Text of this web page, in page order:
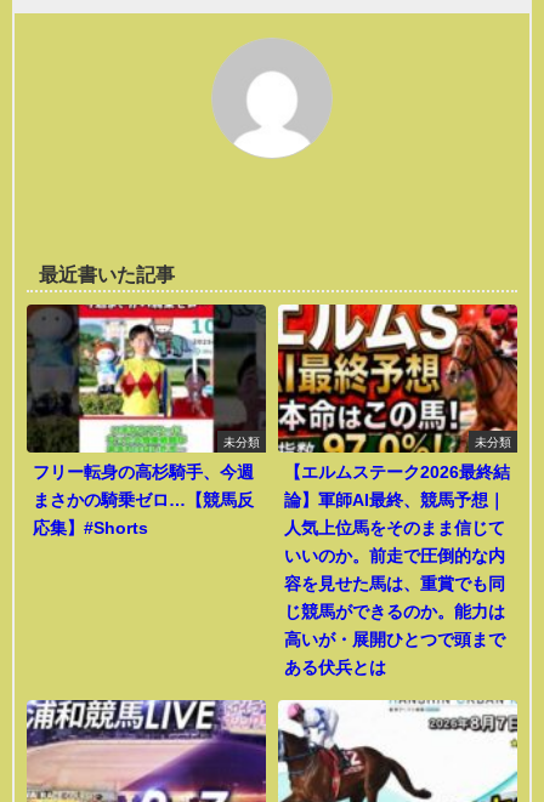
最近書いた記事
未分類
フリー転身の高杉騎手、今週
まさかの騎乗ゼロ…【競馬反
応集】#Shorts
未分類
【エルムステーク2026最終結
論】軍師AI最終、競馬予想｜
人気上位馬をそのまま信じて
いいのか。前走で圧倒的な内
容を見せた馬は、重賞でも同
じ競馬ができるのか。能力は
高いが・展開ひとつで頭まで
ある伏兵とは